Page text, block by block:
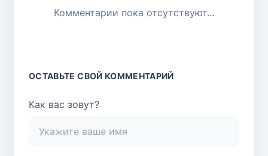
Комментарии пока отсутствуют...
ОСТАВЬТЕ СВОЙ КОММЕНТАРИЙ
Как вас зовут?